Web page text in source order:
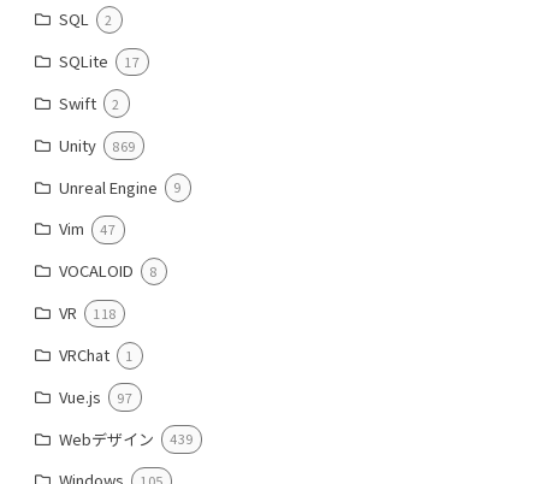
SQL 2
SQLite 17
Swift 2
Unity 869
Unreal Engine 9
Vim 47
VOCALOID 8
VR 118
VRChat 1
Vue.js 97
Webデザイン 439